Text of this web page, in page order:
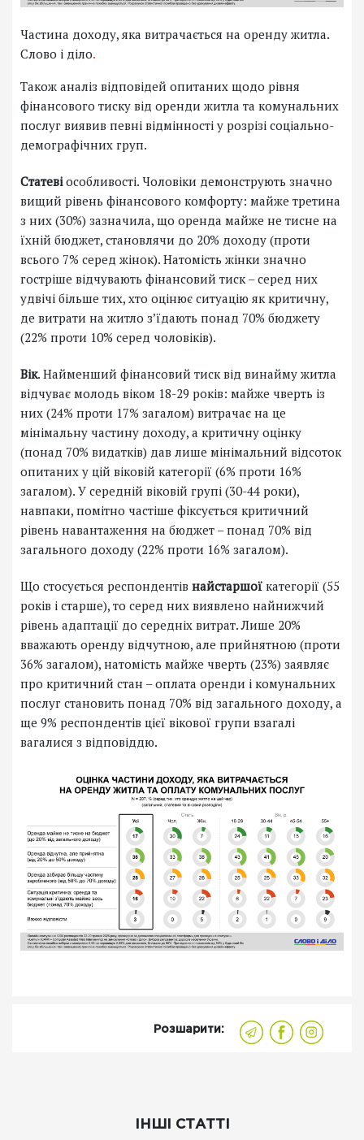
Частина доходу, яка витрачається на оренду житла.
Слово і діло.
Також аналіз відповідей опитаних щодо рівня
фінансового тиску від оренди житла та комунальних
послуг виявив певні відмінності у розрізі соціально-
демографічних груп.
Статевіособливості. Чоловіки демонструють значно
вищий рівень фінансового комфорту: майже третина
з них (30%) зазначила, що оренда майже не тисне на
їхній бюджет, становлячи до 20% доходу (проти
всього 7% серед жінок). Натомість жінки значно
гостріше відчувають фінансовий тиск – серед них
удвічі більше тих, хто оцінює ситуацію як критичну,
де витрати на житло з’їдають понад 70% бюджету
(22% проти 10% серед чоловіків).
Вік. Найменший фінансовий тиск від винайму житла
відчуває молодь віком 18-29 років: майже чверть із
них (24% проти 17% загалом) витрачає на це
мінімальну частину доходу, а критичну оцінку
(понад 70% видатків) дав лише мінімальний відсоток
опитаних у цій віковій категорії (6% проти 16%
загалом). У середній віковій групі (30-44 роки),
навпаки, помітно частіше фіксується критичний
рівень навантаження на бюджет – понад 70% від
загального доходу (22% проти 16% загалом).
Що стосується респондентів найстаршої категорії (55
років і старше), то серед них виявлено найнижчий
рівень адаптації до середніх витрат. Лише 20%
вважають оренду відчутною, але прийнятною (проти
36% загалом), натомість майже чверть (23%) заявляє
про критичний стан – оплата оренди і комунальних
послуг становить понад 70% від загального доходу, а
ще 9% респондентів цієї вікової групи взагалі
вагалися з відповіддю.
Розшарити:
ІНШІ СТАТТІ